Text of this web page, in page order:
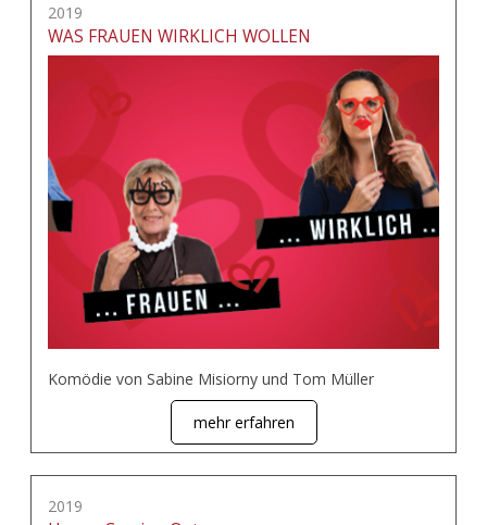
2019
WAS FRAUEN WIRKLICH WOLLEN
Komödie von Sabine Misiorny und Tom Müller
mehr erfahren
2019